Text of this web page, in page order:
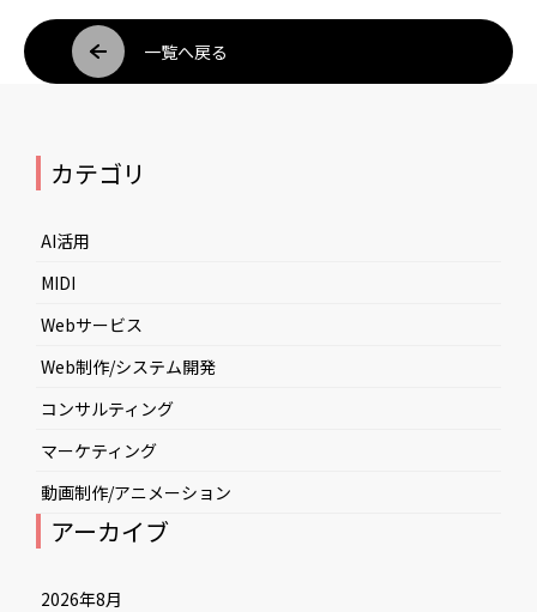
一覧へ戻る
カテゴリ
AI活用
MIDI
Webサービス
Web制作/システム開発
コンサルティング
マーケティング
動画制作/アニメーション
アーカイブ
2026年8月